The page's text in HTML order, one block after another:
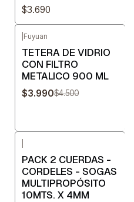
$3.690
Fuyuan
TETERA DE VIDRIO
CON FILTRO
METALICO 900 ML
$3.990$4.500
PACK 2 CUERDAS -
CORDELES - SOGAS
MULTIPROPÓSITO
10MTS. X 4MM